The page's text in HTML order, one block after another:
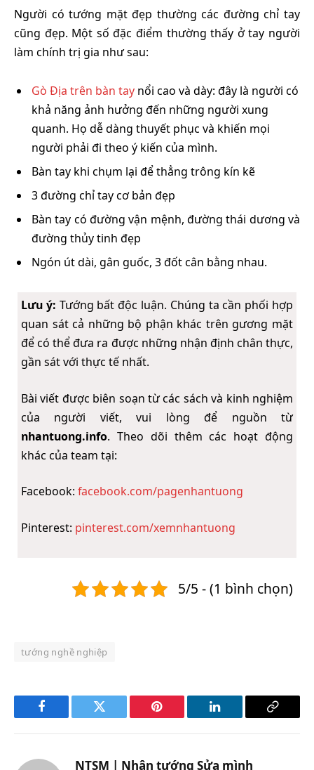
Người có tướng mặt đẹp thường các đường chỉ tay
cũng đẹp. Một số đặc điểm thường thấy ở tay người
làm chính trị gia như sau:
Gò Địa trên bàn tay nổi cao và dày: đây là người có
khả năng ảnh hưởng đến những người xung
quanh. Họ dễ dàng thuyết phục và khiến mọi
người phải đi theo ý kiến của mình.
Bàn tay khi chụm lại để thẳng trông kín kẽ
3 đường chỉ tay cơ bản đẹp
Bàn tay có đường vận mệnh, đường thái dương và
đường thủy tinh đẹp
Ngón út dài, gân guốc, 3 đốt cân bằng nhau.
Lưu ý: Tướng bất độc luận. Chúng ta cần phối hợp
quan sát cả những bộ phận khác trên gương mặt
để có thể đưa ra được những nhận định chân thực,
gần sát với thực tế nhất.
Bài viết được biên soạn từ các sách và kinh nghiệm
của người viết, vui lòng để nguồn từ
nhantuong.info. Theo dõi thêm các hoạt động
khác của team tại:
Facebook: facebook.com/pagenhantuong
Pinterest: pinterest.com/xemnhantuong
5/5 - (1 bình chọn)
tướng nghề nghiệp
Facebook Twitter Pinterest LinkedIn
Copy
NTSM | Nhân tướng Sửa mình